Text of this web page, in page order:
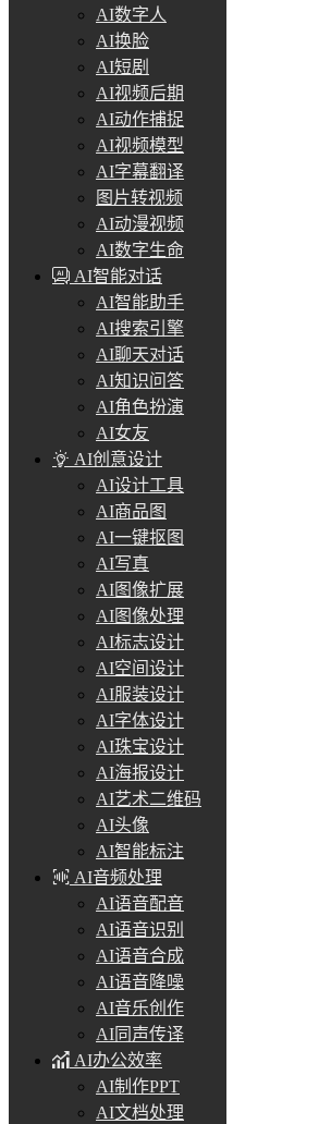
AI数字人
AI换脸
AI短剧
AI视频后期
AI动作捕捉
AI视频模型
AI字幕翻译
图片转视频
AI动漫视频
AI数字生命
AI智能对话
AI智能助手
AI搜索引擎
AI聊天对话
AI知识问答
AI角色扮演
AI女友
AI创意设计
AI设计工具
AI商品图
AI一键抠图
AI写真
AI图像扩展
AI图像处理
AI标志设计
AI空间设计
AI服装设计
AI字体设计
AI珠宝设计
AI海报设计
AI艺术二维码
AI头像
AI智能标注
AI音频处理
AI语音配音
AI语音识别
AI语音合成
AI语音降噪
AI音乐创作
AI同声传译
AI办公效率
AI制作PPT
AI文档处理